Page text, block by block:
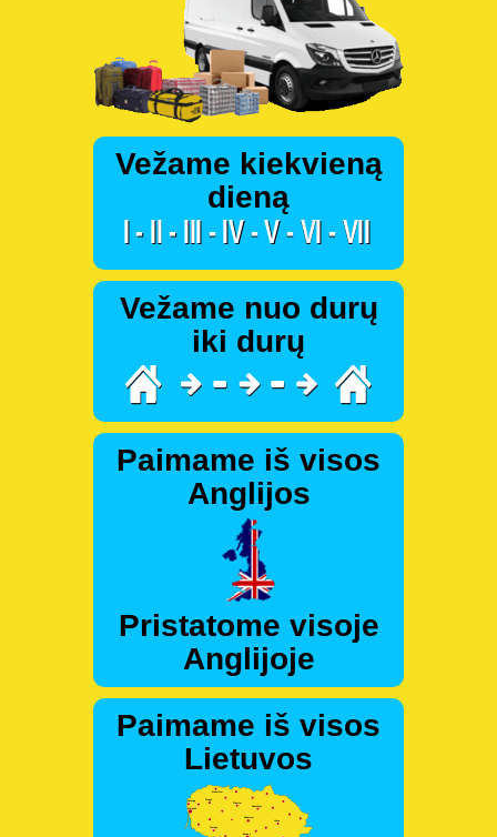
Vežame kiekvieną
dieną
Vežame nuo durų
iki durų
Paimame iš visos
Anglijos
Pristatome visoje
Anglijoje
Paimame iš visos
Lietuvos